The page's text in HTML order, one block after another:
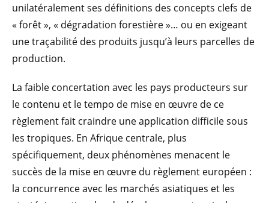
unilatéralement ses définitions des concepts clefs de
« forêt », « dégradation forestière »… ou en exigeant
une traçabilité des produits jusqu’à leurs parcelles de
production.
La faible concertation avec les pays producteurs sur
le contenu et le tempo de mise en œuvre de ce
règlement fait craindre une application difficile sous
les tropiques. En Afrique centrale, plus
spécifiquement, deux phénomènes menacent le
succès de la mise en œuvre du règlement européen :
la concurrence avec les marchés asiatiques et les